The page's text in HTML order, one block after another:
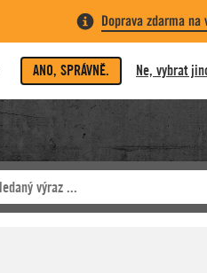
Doprava zdarma
ANO, SPRÁVNĚ. Ne, vybrat